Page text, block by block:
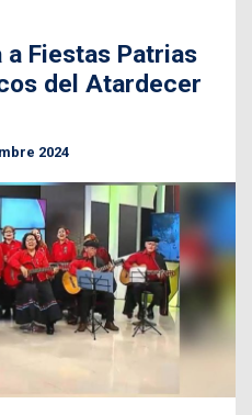
Fiestas Patrias
del Atardecer
2024